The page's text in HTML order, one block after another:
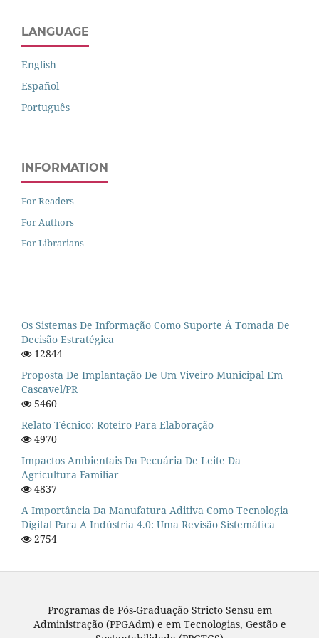
LANGUAGE
English
Español
Português
INFORMATION
For Readers
For Authors
For Librarians
Os Sistemas De Informação Como Suporte À Tomada De
Decisão Estratégica
12844
Proposta De Implantação De Um Viveiro Municipal Em
Cascavel/PR
5460
Relato Técnico: Roteiro Para Elaboração
4970
Impactos Ambientais Da Pecuária De Leite Da
Agricultura Familiar
4837
A Importância Da Manufatura Aditiva Como Tecnologia
Digital Para A Indústria 4.0: Uma Revisão Sistemática
2754
Programas de Pós-Graduação Stricto Sensu em
Administração (PPGAdm) e em Tecnologias, Gestão e